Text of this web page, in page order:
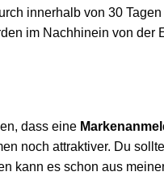
innerhalb von 30
im Nachhinein von der
dass eine
noch attraktiver. Du
kann es schon aus